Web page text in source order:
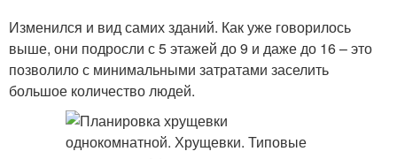
Изменился и вид самих зданий. Как уже говорилось
выше, они подросли с 5 этажей до 9 и даже до 16 – это
позволило с минимальными затратами заселить
большое количество людей.